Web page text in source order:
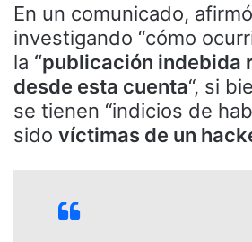
En un comunicado,
investigando “cómo
la “publicación indebida
desde esta cuenta“, si
se tienen “indicios de
sido víctimas de un